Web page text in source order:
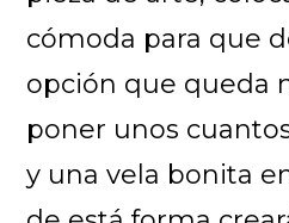
cómoda para que
opción que queda
poner unos
y una vela bonita